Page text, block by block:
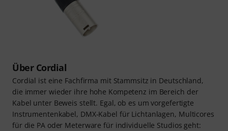
Über Cordial
Cordial ist eine Fachfirma mit Stammsitz in Deutschland,
die immer wieder ihre hohe Kompetenz im Bereich der
Kabel unter Beweis stellt. Egal, ob es um vorgefertigte
Instrumentenkabel, DMX-Kabel für Lichtanlagen, Multicores
für die PA oder Meterware für individuelle Studios geht: